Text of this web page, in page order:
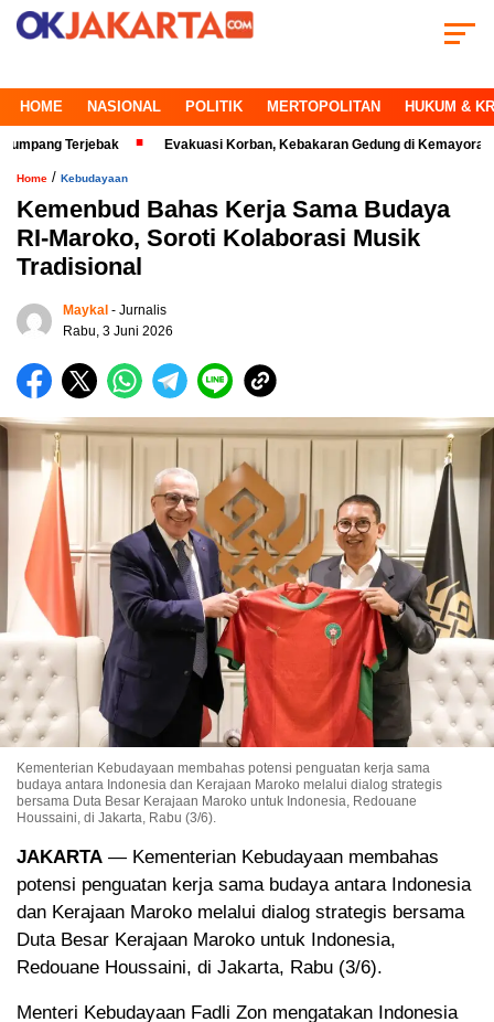
HOME NASIONAL POLITIK MERTOPOLITAN HUKUM &
Terjebak Evakuasi Korban, Kebakaran Gedung di Kemayoran
Home / Kebudayaan
Kemenbud Bahas Kerja Sama Budaya
RI-Maroko, Soroti Kolaborasi Musik
Tradisional
Maykal - Jurnalis
Rabu, 3 Juni 2026
Kementerian Kebudayaan membahas potensi penguatan kerja sama
budaya antara Indonesia dan Kerajaan Maroko melalui dialog strategis
bersama Duta Besar Kerajaan Maroko untuk Indonesia, Redouane
Houssaini, di Jakarta, Rabu (3/6).
JAKARTA — Kementerian Kebudayaan membahas
potensi penguatan kerja sama budaya antara Indonesia
dan Kerajaan Maroko melalui dialog strategis bersama
Duta Besar Kerajaan Maroko untuk Indonesia,
Redouane Houssaini, di Jakarta, Rabu (3/6).
Menteri Kebudayaan Fadli Zon mengatakan Indonesia